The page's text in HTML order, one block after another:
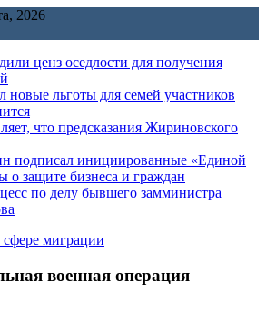
2026
ценз оседлости для получения
новые льготы для семей участников
что предсказания Жириновского
подписал инициированные «Единой
о защите бизнеса и граждан
по делу бывшего замминистра
военная операция